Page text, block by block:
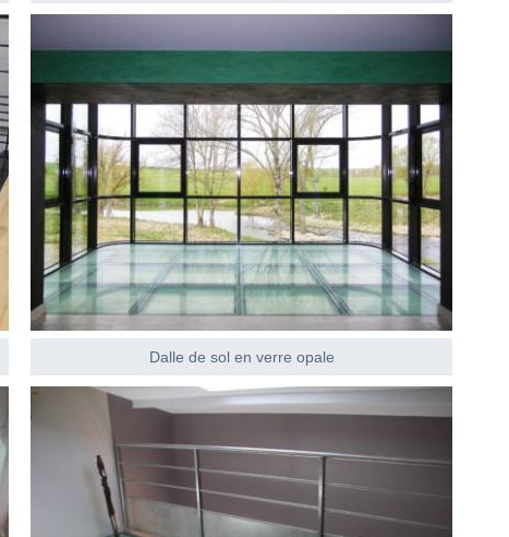
Dalle de sol en verre opale